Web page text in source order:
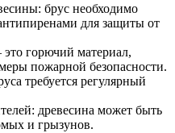
брус необходимо
для защиты от
горючий материал,
пожарной безопасности.
требуется регулярный
древесина может быть
и грызунов.